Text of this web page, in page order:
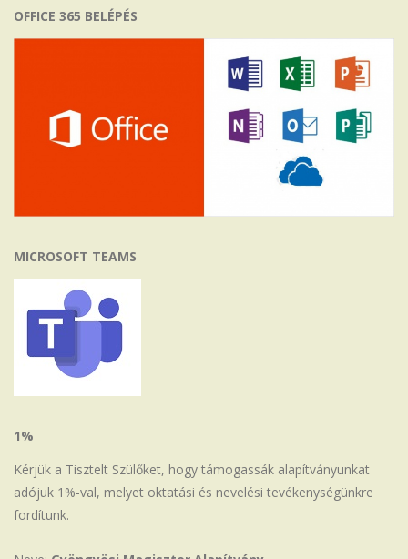
OFFICE 365 BELÉPÉS
MICROSOFT TEAMS
1%
Kérjük a Tisztelt Szülőket, hogy támogassák alapítványunkat
adójuk 1%-val, melyet oktatási és nevelési tevékenységünkre
fordítunk.